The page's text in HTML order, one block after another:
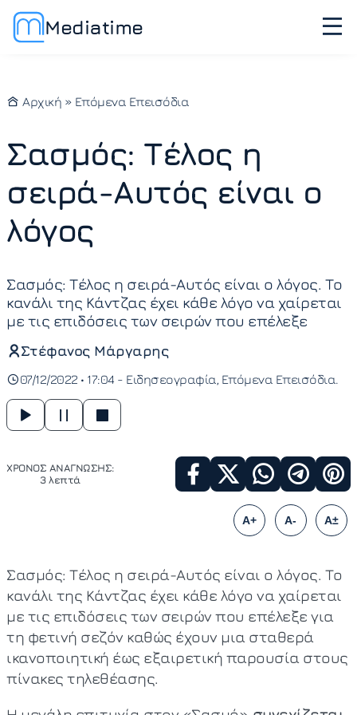
Mediatime
Αρχική » Επόμενα Επεισόδια
Σασμός: Τέλος η
σειρά-Αυτός είναι ο
λόγος
Σασμός: Τέλος η σειρά-Αυτός είναι ο λόγος. Το
κανάλι της Κάντζας έχει κάθε λόγο να χαίρεται
με τις επιδόσεις των σειρών που επέλεξε
Στέφανος Μάργαρης
07/12/2022 • 17:04 - Ειδησεογραφία Επόμενα Επεισόδια
ΧΡΟΝΟΣ ΑΝΑΓΝΩΣΗΣ:
3 λεπτά
A+ A- A±
Σασμός: Τέλος η σειρά-Αυτός είναι ο λόγος. Το
κανάλι της Κάντζας έχει κάθε λόγο να χαίρεται
με τις επιδόσεις των σειρών που επέλεξε για
τη φετινή σεζόν καθώς έχουν μια σταθερά
ικανοποιητική έως εξαιρετική παρουσία στους
πίνακες τηλεθέασης.